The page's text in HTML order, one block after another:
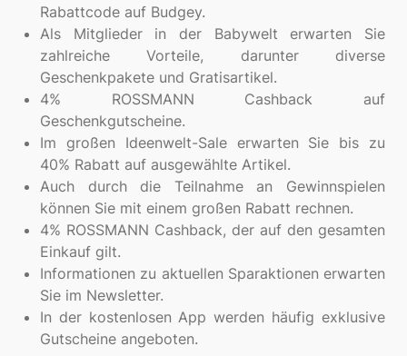
Rabattcode auf Budgey.
Als Mitglieder in der Babywelt erwarten Sie
zahlreiche Vorteile, darunter diverse
Geschenkpakete und Gratisartikel.
4% ROSSMANN Cashback auf
Geschenkgutscheine.
Im großen Ideenwelt-Sale erwarten Sie bis zu
40% Rabatt auf ausgewählte Artikel.
Auch durch die Teilnahme an Gewinnspielen
können Sie mit einem großen Rabatt rechnen.
4% ROSSMANN Cashback, der auf den gesamten
Einkauf gilt.
Informationen zu aktuellen Sparaktionen erwarten
Sie im Newsletter.
In der kostenlosen App werden häufig exklusive
Gutscheine angeboten.